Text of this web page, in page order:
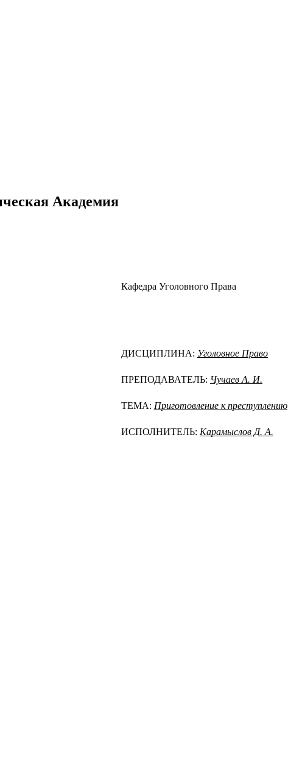
Академия
Кафедра Уголовного Права
ДИСЦИПЛИНА: Уголовное Право
ПРЕПОДАВАТЕЛЬ: Чучаев А. И.
ТЕМА: Приготовление к преступлению
ИСПОЛНИТЕЛЬ: Карамыслов Д. А.